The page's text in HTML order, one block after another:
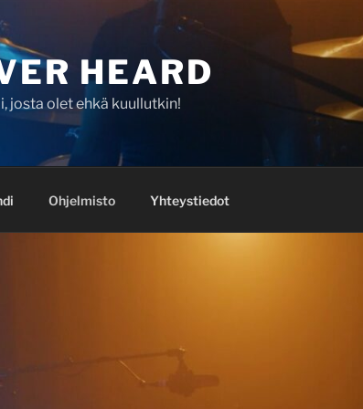
HEARD
josta olet ehkä kuullutkin!
Ohjelmisto Yhteystiedot